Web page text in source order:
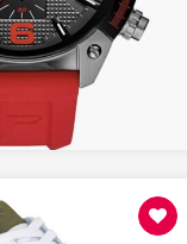
AMAZON.fr